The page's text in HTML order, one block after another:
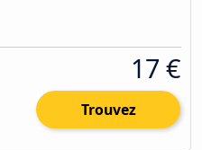
17 €
Trouvez